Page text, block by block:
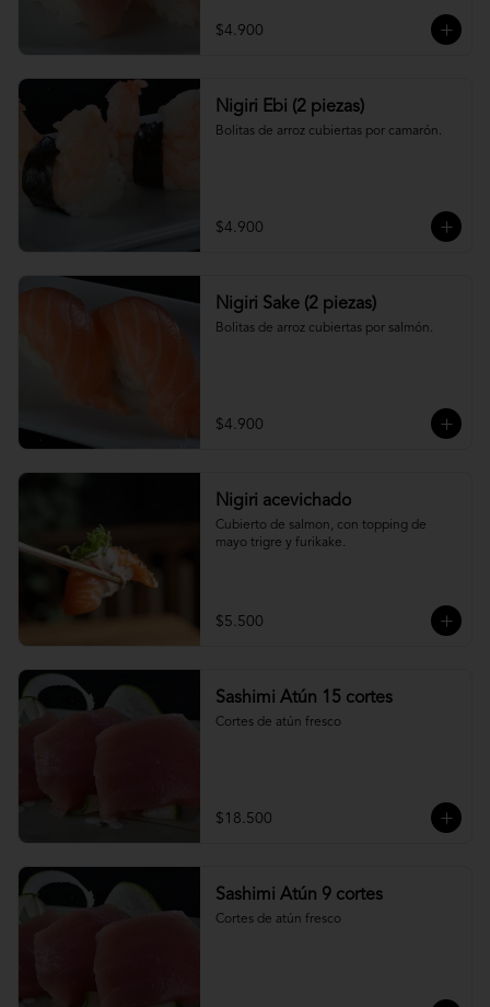
$4.900
Nigiri Ebi (2 piezas)
Bolitas de arroz cubiertas por camarón.
$4.900
Nigiri Sake (2 piezas)
Bolitas de arroz cubiertas por salmón.
$4.900
Nigiri acevichado
Cubierto de salmon, con topping de
mayo trigre y furikake.
$5.500
Sashimi Atún 15 cortes
Cortes de atún fresco
$18.500
Sashimi Atún 9 cortes
Cortes de atún fresco